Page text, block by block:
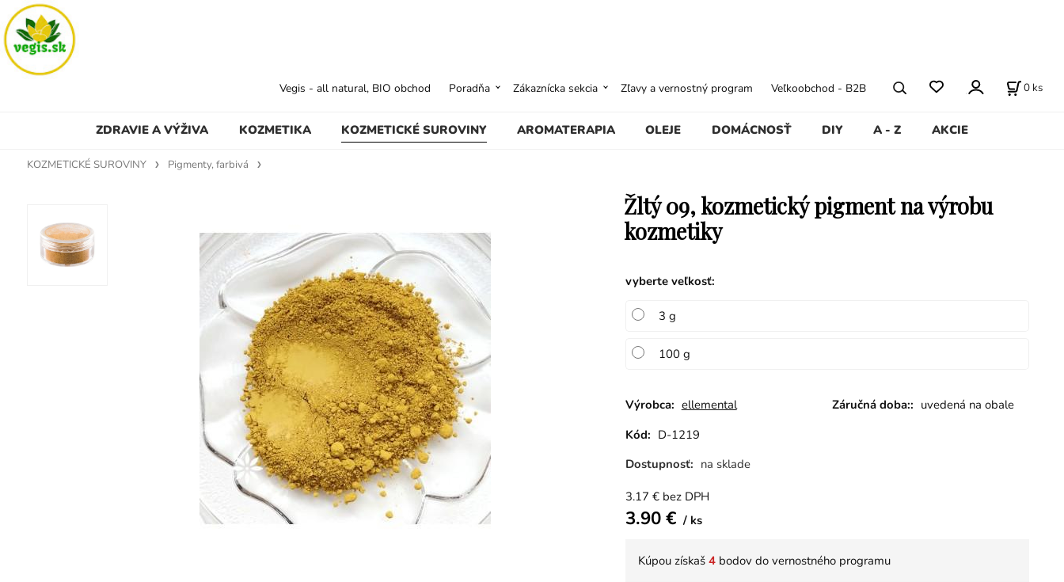
ZDRAVIE A VÝŽIVA KOZMETIKA KOZMETICKÉ SUROVINY AROMATERAPIA OLEJE DOMÁCNOSŤ DIY A - Z AKCIE
Vegis - all natural, BIO obchod Poradňa Zákaznícka sekcia Zľavy a vernostný program Veľkoobchod - B2B 0 ks
KOZMETICKÉ SUROVINY Pigmenty, farbivá
Žltý 09, kozmetický pigment na výrobu
kozmetiky
vyberte veľkosť:
3 g
100 g
Výrobca: ellemental Záručná doba:: uvedená na obale
Kód: D-1219
Dostupnosť: na sklade
3.17 € bez DPH
3.90€ ks
Kúpou získaš 4bodov do vernostného programu